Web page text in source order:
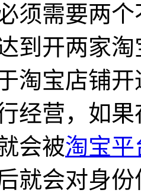
须需要两
到开两家
淘宝店铺
经营，如
会被淘宝平
就会对身